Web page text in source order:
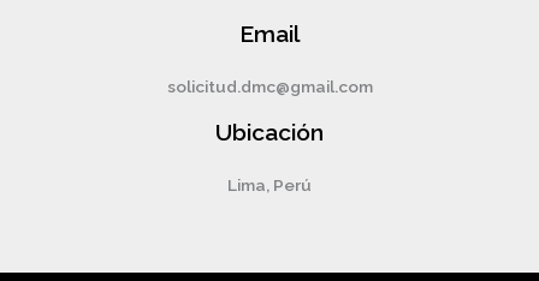
Email
solicitud.dmc@gmail.com
Ubicación
Lima, Perú